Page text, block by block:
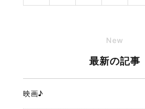
New
最新の記事
映画♪